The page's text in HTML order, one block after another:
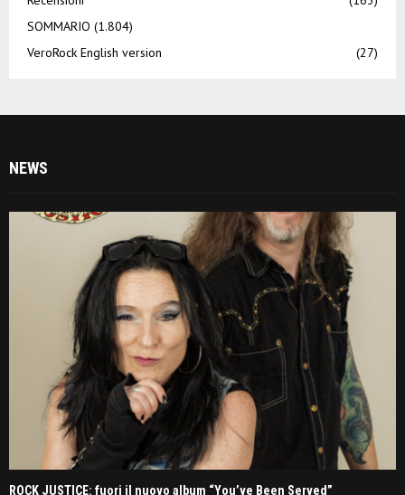
SOMMARIO (1.804)
VeroRock English version
(27)
NEWS
ROCK JUSTICE: fuori il nuovo album “You’ve Been Served”